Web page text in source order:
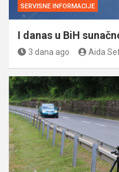
SERVISNE INFORMACIJE
I danas u BiH
3 dana ago Aida